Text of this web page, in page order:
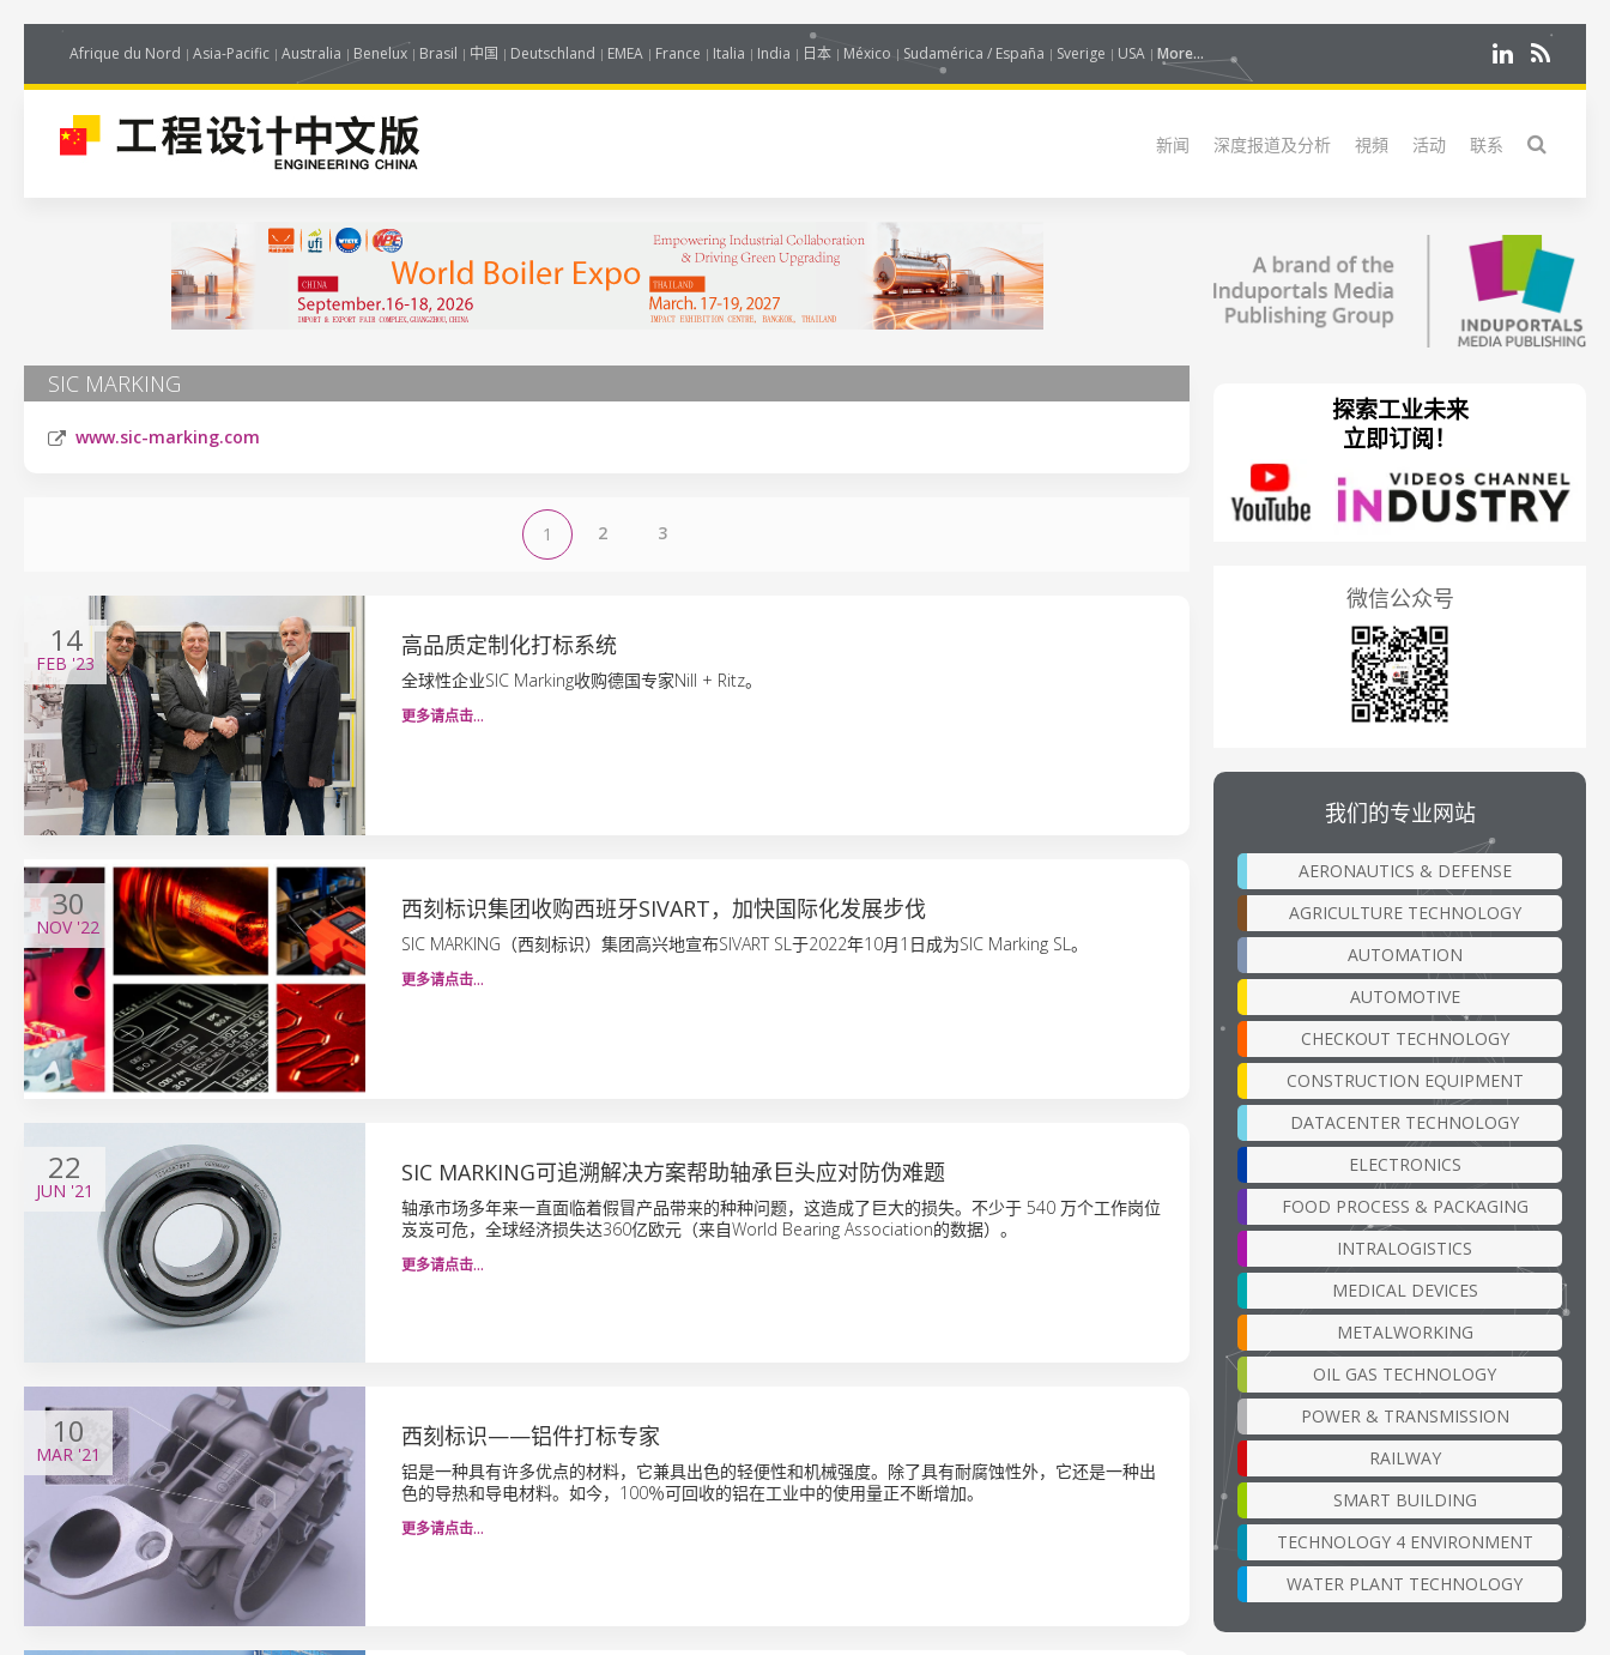
Afrique du Nord Asia-Pacific Australia Benelux Brasil 中国 Deutschland EMEA France Italia India 日本 México Sudamérica / España Sverige USA More...
新闻 深度报道及分析 視頻 活动 联系
SIC MARKING
www.sic-marking.com
1 2 3
14
FEB '23
高品质定制化打标系统
全球性企业SIC Marking收购德国专家Nill + Ritz。
更多请点击…
30
NOV'22
西刻标识集团收购西班牙SIVART，加快国际化发展步伐
SIC MARKING（西刻标识）集团高兴地宣布SIVART SL于2022年10月1日成为SIC Marking SL。
更多请点击…
22
JUN '21
SIC MARKING可追溯解决方案帮助轴承巨头应对防伪难题
轴承市场多年来一直面临着假冒产品带来的种种问题，这造成了巨大的损失。不少于 540 万个工作岗位
岌岌可危，全球经济损失达360亿欧元（来自World Bearing Association的数据）。
更多请点击…
10
MAR '21
西刻标识——铝件打标专家
铝是一种具有许多优点的材料，它兼具出色的轻便性和机械强度。除了具有耐腐蚀性外，它还是一种出
色的导热和导电材料。如今，100％可回收的铝在工业中的使用量正不断增加。
更多请点击…
探索工业未来
立即订阅！
微信公众号
我们的专业网站
AERONAUTICS & DEFENSE
AGRICULTURE TECHNOLOGY
AUTOMATION
AUTOMOTIVE
CHECKOUT TECHNOLOGY
CONSTRUCTION EQUIPMENT
DATACENTER TECHNOLOGY
ELECTRONICS
FOOD PROCESS & PACKAGING
INTRALOGISTICS
MEDICAL DEVICES
METALWORKING
OIL GAS TECHNOLOGY
POWER & TRANSMISSION
RAILWAY
SMART BUILDING
TECHNOLOGY 4 ENVIRONMENT
WATER PLANT TECHNOLOGY